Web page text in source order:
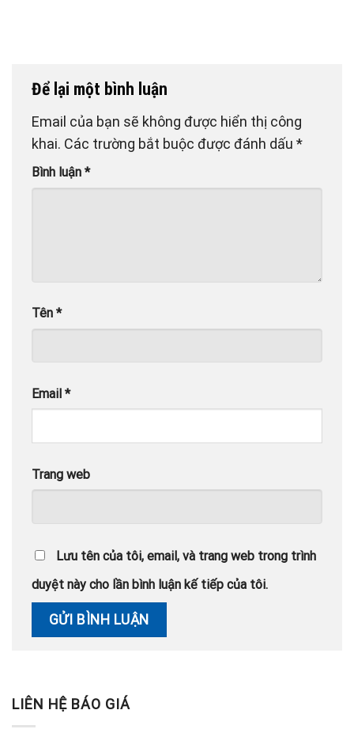
Để lại một bình luận
Email của bạn sẽ không được hiển thị công
khai. Các trường bắt buộc được đánh dấu *
Bình luận *
Tên *
Email *
Trang web
Lưu tên của tôi, email, và trang web trong trình
duyệt này cho lần bình luận kế tiếp của tôi.
LIÊN HỆ BÁO GIÁ